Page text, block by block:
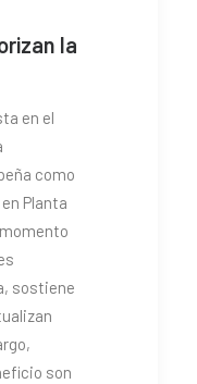
la
en el
como
Planta
sostiene
son